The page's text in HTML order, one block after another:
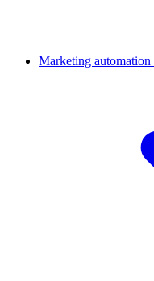
Marketing automation